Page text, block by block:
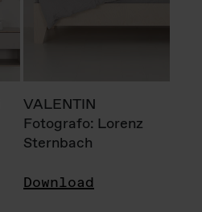
VALENTIN
Fotografo: Lorenz
Sternbach
Download